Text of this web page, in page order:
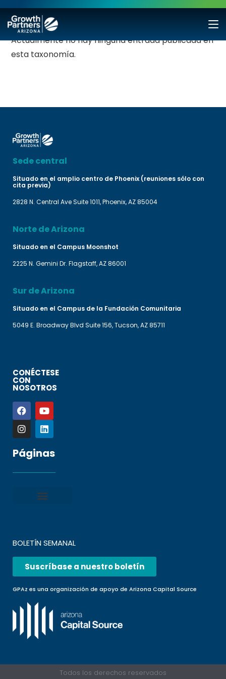
Actualmente no hay ninguna entrada publicada en
esta taxonomía.
Sede central
Situado en el amplio centro de Phoenix (reuniones sólo con
cita previa)
2828 N. Central Ave Suite 1011, Phoenix, AZ 85004
Norte de Arizona
Situado en el Campus Moonshot
2225 N. Gemini Dr. Flagstaff, AZ 86001
Sur de Arizona
Situado en el Campus de la Fundación Comunitaria
5049 E. Broadway Blvd Suite 156, Tucson, AZ 85711
CONÉCTESE
CON
NOSOTROS
Páginas
BOLETÍN SEMANAL
Suscríbase a nuestro boletín
GPAz es una organización de apoyo de Arizona Capital Source
Todos los derechos reservados